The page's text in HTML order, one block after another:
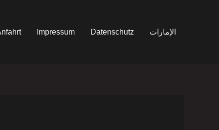
Impressum Datenschutz الإمارات